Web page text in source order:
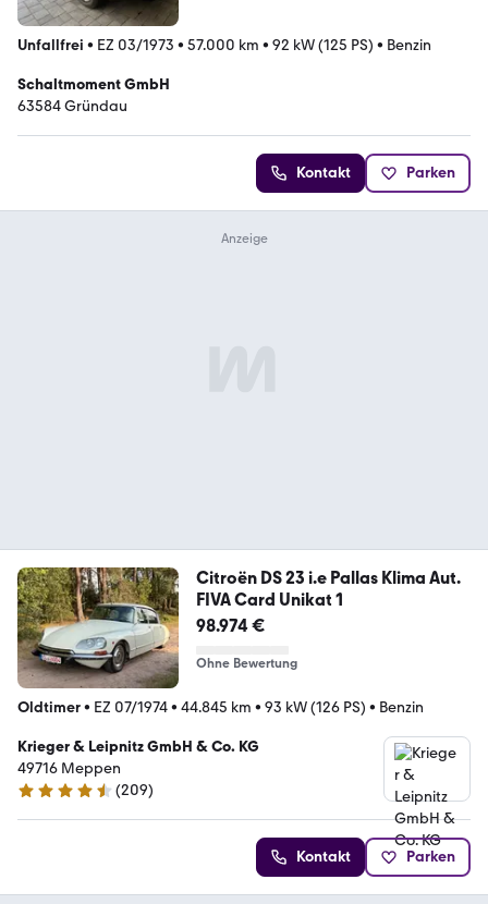
Unfallfrei • EZ 03/1973 • 57.000 km • 92 kW (125 PS) • Benzin
Schaltmoment GmbH
63584 Gründau
Kontakt Parken
Citroën DS 23 i.e Pallas Klima Aut.
FIVA Card Unikat 1
98.974 €
Ohne Bewertung
Oldtimer• EZ 07/1974• 44.845 km • 93 kW (126 PS) • Benzin
Krieger & Leipnitz GmbH & Co. KG
49716 Meppen
4.7 Sterne
(209)
Kontakt Parken